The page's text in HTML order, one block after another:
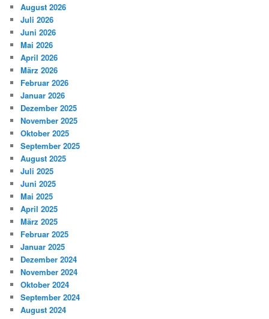
August 2026
Juli 2026
Juni 2026
Mai 2026
April 2026
März 2026
Februar 2026
Januar 2026
Dezember 2025
November 2025
Oktober 2025
September 2025
August 2025
Juli 2025
Juni 2025
Mai 2025
April 2025
März 2025
Februar 2025
Januar 2025
Dezember 2024
November 2024
Oktober 2024
September 2024
August 2024